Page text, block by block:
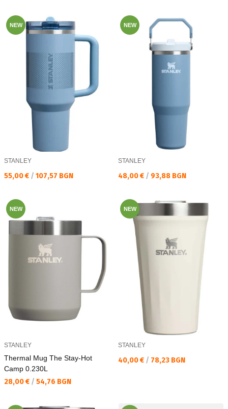
NEW
STANLEY
Текуща цена:
55,00 € / 107,57 BGN
NEW
STANLEY
Текуща цена:
48,00 € / 93,88 BGN
NEW
STANLEY
Thermal Mug The Stay-Hot
Camp 0.230L
Текуща цена:
28,00 € / 54,76 BGN
NEW
STANLEY
Текуща цена:
40,00 € / 78,23 BGN